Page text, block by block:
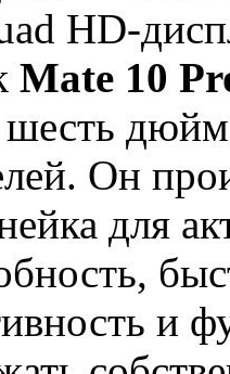
HD-
Mate 10
шесть
Он
для
и